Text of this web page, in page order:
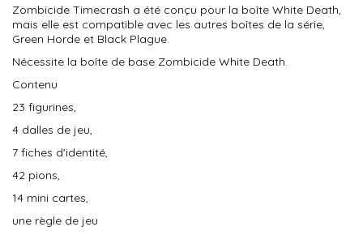
Zombicide Timecrash a été conçu pour la boîte White Death,
mais elle est compatible avec les autres boîtes de la série,
Green Horde et Black Plague.
Nécessite la boîte de base Zombicide White Death.
Contenu
23 figurines,
4 dalles de jeu,
7 fiches d'identité,
42 pions,
14 mini cartes,
une règle de jeu